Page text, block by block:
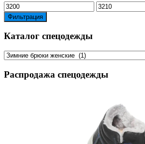
Минимальная
цена
Максимальная
цена
Фильтрация
Каталог спецодежды
Распродажа спецодежды